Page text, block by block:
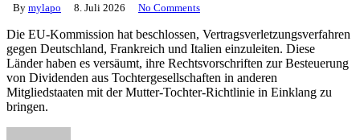
By mylapo 8. Juli 2026 No Comments
Die EU-Kommission hat beschlossen, Vertragsverletzungsverfahren
gegen Deutschland, Frankreich und Italien einzuleiten. Diese
Länder haben es versäumt, ihre Rechtsvorschriften zur Besteuerung
von Dividenden aus Tochtergesellschaften in anderen
Mitgliedstaaten mit der Mutter-Tochter-Richtlinie in Einklang zu
bringen.